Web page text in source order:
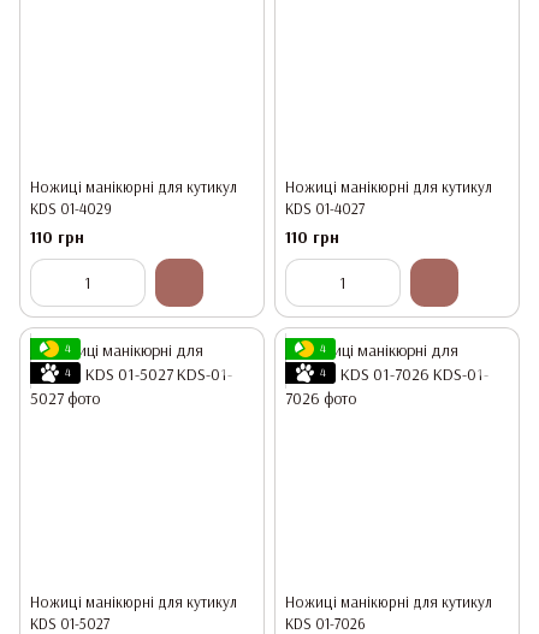
Ножиці манікюрні для кутикул
KDS 01-4029
110 грн
Ножиці манікюрні для кутикул
KDS 01-4027
110 грн
4
4
Ножиці манікюрні для кутикул
KDS 01-5027
4
4
Ножиці манікюрні для кутикул
KDS 01-7026